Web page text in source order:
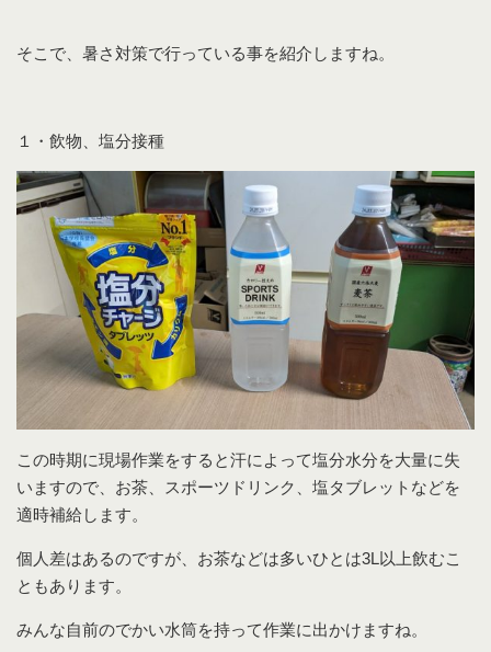
そこで、暑さ対策で行っている事を紹介しますね。
１・飲物、塩分接種
この時期に現場作業をすると汗によって塩分水分を大量に失
いますので、お茶、スポーツドリンク、塩タブレットなどを
適時補給します。
個人差はあるのですが、お茶などは多いひとは3L以上飲むこ
ともあります。
みんな自前のでかい水筒を持って作業に出かけますね。